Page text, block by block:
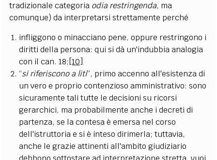
tradizionale categoria odia restringenda, ma
comunque) da interpretarsi strettamente perché
infliggono o minacciano pene, oppure restringono i
diritti della persona: qui si dà un'indubbia analogia
con il can. 18; [10]
“si riferiscono a liti”, primo accenno all'esistenza di
un vero e proprio contenzioso amministrativo: sono
sicuramente tali tutte le decisioni su ricorsi
gerarchici, ma probabilmente anche i decreti di
partenza, se la contesa è emersa nel corso
dell'istruttoria e si è inteso dirimerla; tuttavia,
anche le grazie attinenti all'ambito giudiziario